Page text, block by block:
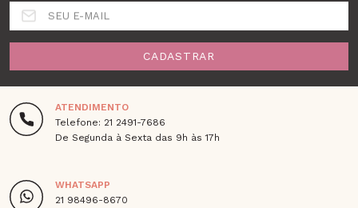
SEU E-MAIL
CADASTRAR
ATENDIMENTO
Telefone: 21 2491-7686
De Segunda à Sexta das 9h às 17h
WHATSAPP
21 98496-8670